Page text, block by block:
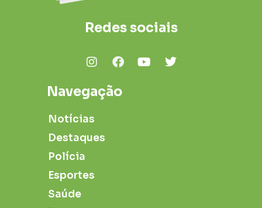
Redes sociais
Navegação
Notícias
Destaques
Polícia
Esportes
Saúde